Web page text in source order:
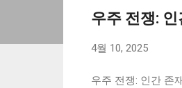
우주 전쟁:
4월 10, 2025
우주 전쟁: 인간 존